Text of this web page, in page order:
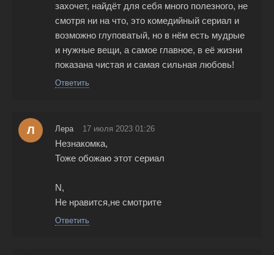
захочет, найдёт для себя много полезного, не
смотря ни на что, это комедийный сериал и
возможно глуповатый, но в нём есть мудрые
и нужные вещи, а самое главное, в её жизни
показана чистая и самая сильная любовь!
Ответить
Л Лера 17 июля 2023 01:26
Незнакомка,
Тоже обожаю этот сериал
N,
Не нравится,не смотрите
Ответить